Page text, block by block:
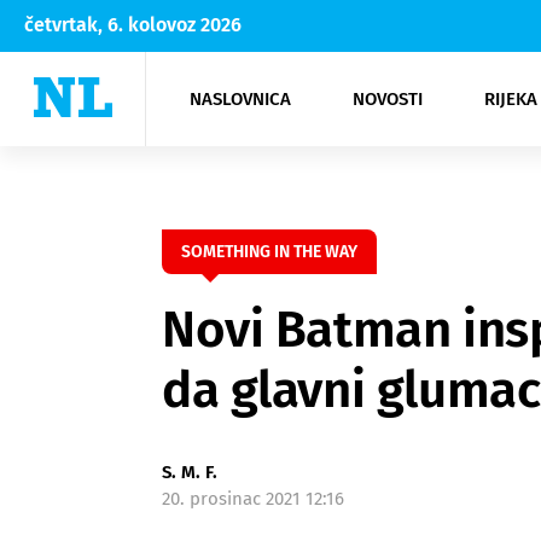
četvrtak, 6. kolovoz 2026
NASLOVNICA NOVOSTI
Rijeka Opatija
NK
Moda
Kultura
SOMETHING IN THE WAY
Novi Batman
da glavni
S. M. F.
20. prosinac 2021 12:16